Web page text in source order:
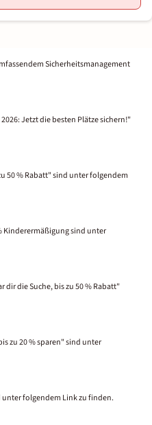
Sicherheitsmanagement
Jetzt die besten Plätze sichern!"
50 % Rabatt" sind unter folgendem
Kinderermäßigung sind unter
dir die Suche, bis zu 50 % Rabatt"
zu 20 % sparen" sind unter
unter folgendem Link zu finden.